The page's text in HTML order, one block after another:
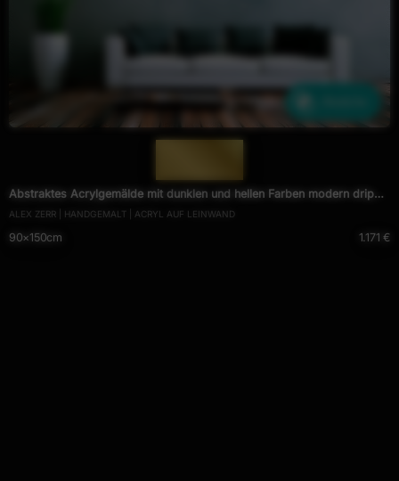
Abstraktes Acrylgemälde mit dunklen und hellen Farben modern drip
patinting
ALEX ZERR | HANDGEMALT | ACRYL AUF LEINWAND
90×150cm 1.171 €